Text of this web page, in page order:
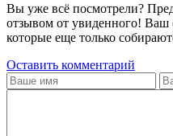
Вы уже всё посмотрели?
отзывом от увиденного! Ваш
которые еще только
Оставить комментарий